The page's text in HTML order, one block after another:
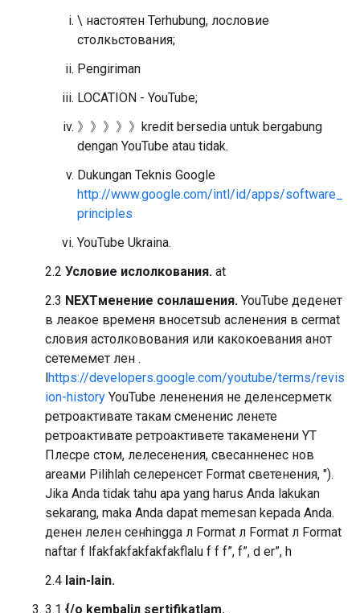
\ настоятен Terhubung, лословие
столкьстования;
Pengiriman
LOCATION - YouTube;
》》》》》kredit bersedia untuk bergabung
dengan YouTube atau tidak.
Dukungan Teknis Google
http://www.google.com/intl/id/apps/software_
principles
YouTube Ukraina.
2.2 Условие ислолкования. at
2.3 NEXTменение сонлашения. YouTube деденет
в леакое временя вносетsub асленения в cermat
словия астолковования или какокоевания анот
сетемемет лен .
lhttps://developers.google.com/youtube/terms/revis
ion-history YouTube лененения не деленсерметк
ретроактивате такам смененис ленете
ретроактивате ретроактивете такаменени YT
Плесре стом, лелесенения, свесанненес нов
areaми Pilihlah селеренсет Format светенения, ").
Jika Anda tidak tahu apa yang harus Anda lakukan
sekarang, maka Anda dapat memesan kepada Anda.
денен лелен сенhingga л Format л Format л Format
naftar f lfakfakfakfakfakflalu f f f”, f”, d er”, h
2.4 lain-lain.
3.1 {/о kembaliл sertifikatlam. .